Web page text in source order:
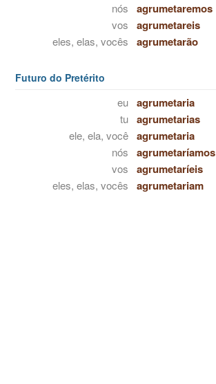
nós agrumetaremos
vos agrumetareis
eles, elas, vocês agrumetarão
Futuro do Pretérito
eu agrumetaria
tu agrumetarias
ele, ela, você agrumetaria
nós agrumetaríamos
vos agrumetaríeis
eles, elas, vocês agrumetariam